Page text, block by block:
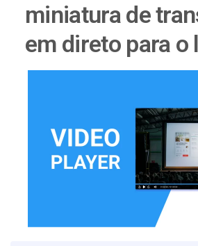
miniatura de
em direto para o